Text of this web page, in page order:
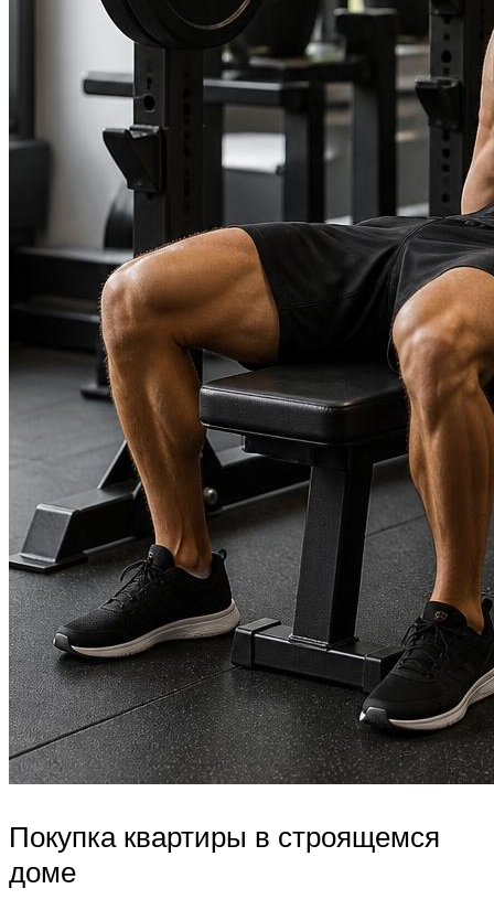
Покупка квартиры в строящемся
доме